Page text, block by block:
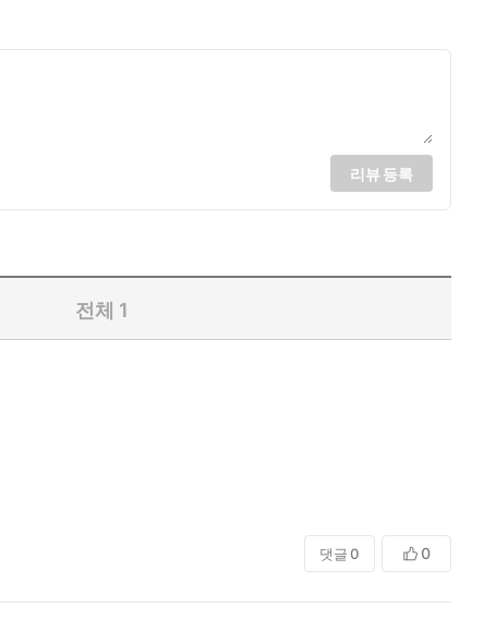
리뷰 등록
전체 1
댓글 0 0